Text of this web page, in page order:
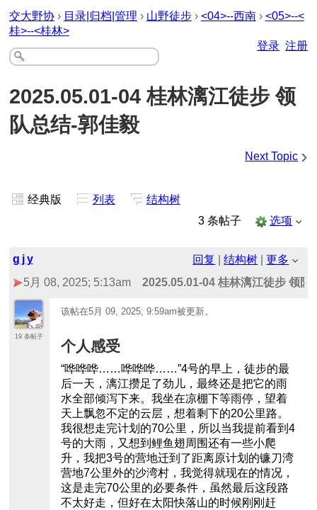
交大野协 › 目录|归档|管理 › 山野徒步 › <04>--西南 › <05>--<
桂>--<桂林>
登录 注册
2025.05.01-04 桂林漓江徒步 领
队总结-郭佳毅
Next Topic ›
经典版 列表
结构树
3 条帖子
选项
g j y 回复 |结构树 |更多
5月 08, 2025; 5:13am
2025.05.01-04 桂林漓江徒步 领队
19 条帖子
该帖在5月 09, 2025; 9:59am被更新。
个人感受
“哗哗哗……哗哗哗……”4号的早上，徒步的最
后一天，漓江攒足了劲儿，最终还是把它的雨
水全部倾泻下来。我坐在凉棚下等雨停，望着
天上飘忽不定的云层，想着剩下的20公里路。
我很想走完计划的70公里，所以当我提前看到4
号的大雨，又想到鲤鱼翅周围还有一些小爬
升，我把3号的营地迁到了距离原计划的镰刀湾
营地7公里外的沙湾村，我觉得就现在的情况，
这是走完70公里的必要条件，虽然最后这段路
不太好走，但好在太阳快落山的时候刚刚赶